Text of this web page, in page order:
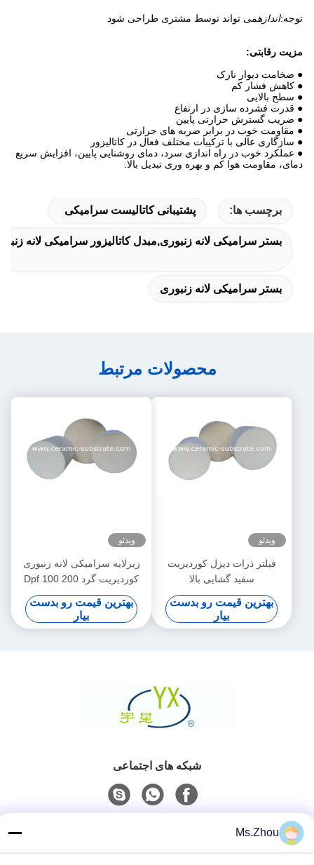
توجه:اندازه می تواند توسط مشتری طراحی شود
مزیت رقابتی:
● ضخامت دیوار نازک
● کاهش فشار کم
● سطح بالایی
● قدرت فشرده سازی در ارتفاع
● ضریب گسترش حرارتی پایین
● مقاومت خوب در برابر ضربه های حرارتی
● سازگاری عالی با ترکیبات مختلف فعال در کاتالیزور
● عملکرد خوب در راه اندازی سرد، دمای روشنایی پایین، افزایش سریع
دمای، مقاومت هوا کم و بهره وری تبدیل بالا.
برچسب ها: پشتیبانی کاتالیست سرامیکی
بستر سرامیکی لانه زنبوری,مبدل کاتالیزور سرامیکی لانه
بستر سرامیکی لانه زنبوری
محصولات مرتبط
ویدئو
فیلتر ذرات دیزل کوردیریت
سفید گشایی بالا
بهترین قیمت رو بدست
بیار
ویدئو
زیرلایه سرامیکی لانه زنبوری
کوردیریت گرد Dpf 100 200
CPSI تراکم سلولی
بهترین قیمت رو بدست
بیار
شبکه های اجتماعی
تلفن
Ms.Zhou